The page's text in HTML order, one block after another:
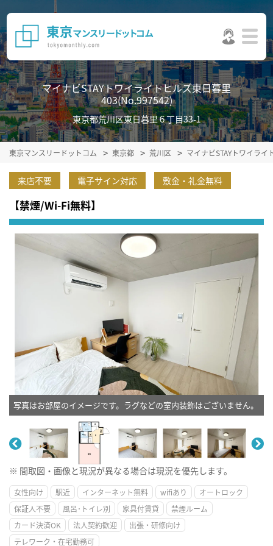
マイナビSTAYトワイライトヒルズ東日暮里
403(No.997542)
東京都荒川区東日暮里６丁目33-1
東京マンスリードットコム 東京都 荒川区 マイナビSTAYトワイラ
来店不要 電子サイン対応 敷金・礼金無料
【禁煙/Wi-Fi無料】
写真はお部屋のイメージです。ラグなどの室内装飾はございません。
※ 間取図・画像と現況が異なる場合は現況を優先します。
女性向け 駅近 インターネット無料 wifiあり
オートロック
保証人不要
風呂･トイレ別 家具付賃貸
禁煙ルーム
カード決済OK
法人契約歓迎
出張・研修向け
テレワーク・在宅勤務可